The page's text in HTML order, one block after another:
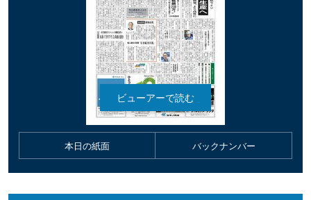
本日の紙面 バックナンバー